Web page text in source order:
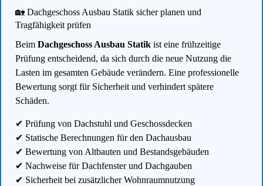
🏡 Dachgeschoss Ausbau Statik sicher planen und
Tragfähigkeit prüfen
Beim Dachgeschoss Ausbau Statik ist eine frühzeitige
Prüfung entscheidend, da sich durch die neue Nutzung die
Lasten im gesamten Gebäude verändern. Eine professionelle
Bewertung sorgt für Sicherheit und verhindert spätere
Schäden.
✔ Prüfung von Dachstuhl und Geschossdecken
✔ Statische Berechnungen für den Dachausbau
✔ Bewertung von Altbauten und Bestandsgebäuden
✔ Nachweise für Dachfenster und Dachgauben
✔ Sicherheit bei zusätzlicher Wohnraumnutzung